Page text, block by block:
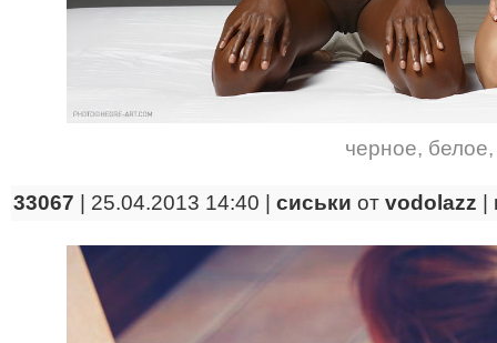
черное, белое
33067 | 25.04.2013 14:40 | сиськи от vodolazz